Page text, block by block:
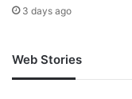
छत्तीसगढ़ पुलिस
3 days ago
Web Stories
जम्मू-कश्मीर में बारिश से
अपडेट